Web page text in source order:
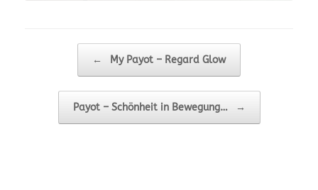
← My Payot – Regard Glow
Payot – Schönheit in Bewegung… →